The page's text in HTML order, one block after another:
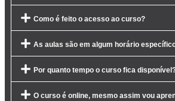
Como é feito o acesso ao curso?
As aulas são em algum horário
Por quanto tempo o curso fica
O curso é online, mesmo assim vou